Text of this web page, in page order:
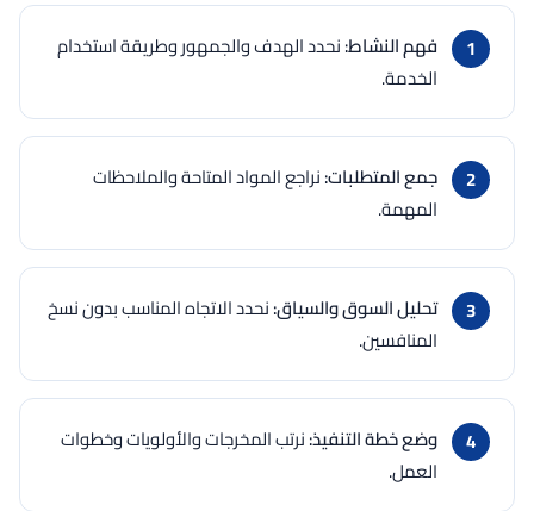
فهم النشاط:نحدد الهدف والجمهور وطريقة استخدام
الخدمة.
جمع المتطلبات:نراجع المواد المتاحة والملاحظات
المهمة.
تحليل السوق والسياق:نحدد الاتجاه المناسب بدون نسخ
المنافسين.
وضع خطة التنفيذ:نرتب المخرجات والأولويات وخطوات
العمل.